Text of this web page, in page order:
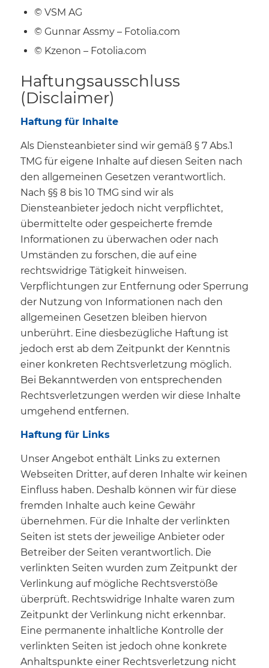
© VSM AG
© Gunnar Assmy – Fotolia.com
© Kzenon – Fotolia.com
Haftungsausschluss
(Disclaimer)
Haftung für Inhalte
Als Diensteanbieter sind wir gemäß § 7 Abs.1
TMG für eigene Inhalte auf diesen Seiten nach
den allgemeinen Gesetzen verantwortlich.
Nach §§ 8 bis 10 TMG sind wir als
Diensteanbieter jedoch nicht verpflichtet,
übermittelte oder gespeicherte fremde
Informationen zu überwachen oder nach
Umständen zu forschen, die auf eine
rechtswidrige Tätigkeit hinweisen.
Verpflichtungen zur Entfernung oder Sperrung
der Nutzung von Informationen nach den
allgemeinen Gesetzen bleiben hiervon
unberührt. Eine diesbezügliche Haftung ist
jedoch erst ab dem Zeitpunkt der Kenntnis
einer konkreten Rechtsverletzung möglich.
Bei Bekanntwerden von entsprechenden
Rechtsverletzungen werden wir diese Inhalte
umgehend entfernen.
Haftung für Links
Unser Angebot enthält Links zu externen
Webseiten Dritter, auf deren Inhalte wir keinen
Einfluss haben. Deshalb können wir für diese
fremden Inhalte auch keine Gewähr
übernehmen. Für die Inhalte der verlinkten
Seiten ist stets der jeweilige Anbieter oder
Betreiber der Seiten verantwortlich. Die
verlinkten Seiten wurden zum Zeitpunkt der
Verlinkung auf mögliche Rechtsverstöße
überprüft. Rechtswidrige Inhalte waren zum
Zeitpunkt der Verlinkung nicht erkennbar.
Eine permanente inhaltliche Kontrolle der
verlinkten Seiten ist jedoch ohne konkrete
Anhaltspunkte einer Rechtsverletzung nicht